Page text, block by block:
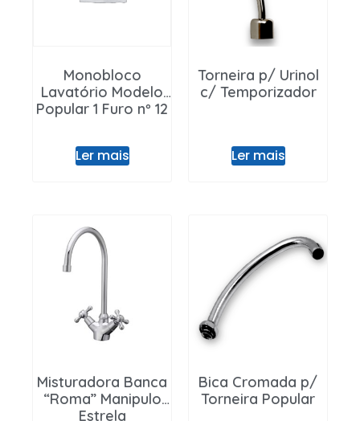
Monobloco
Lavatório Modelo
Popular 1 Furo nº 12
Ler mais
Torneira p/ Urinol
c/ Temporizador
Ler mais
Misturadora Banca
“Roma” Manipulo
Estrela
Bica Cromada p/
Torneira Popular